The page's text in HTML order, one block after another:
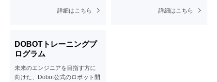
詳細はこちら
詳細はこちら
DOBOTトレーニングプ
ログラム
未来のエンジニアを目指す方に
向けた、Dobot公式のロボット開